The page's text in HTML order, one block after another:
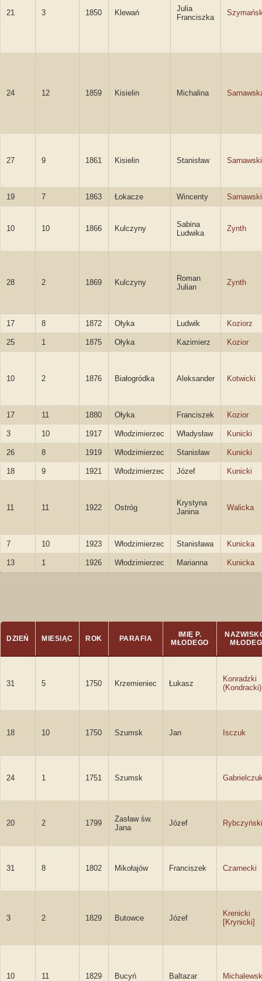
21 3 1850 Klewań
Julia
Franciszka
24 12 1859 Kisielin Michalina
27 9 1861 Kisielin Stanisław Sarnawski
19 7 1863 Łokacze Wincenty Sarnawski
10 10 1866 Kulczyny
Sabina
Ludwika
Zynth
28 2 1869 Kulczyny
Roman
Julian
Zynth
17 8 1872 Ołyka Ludwik Koziorz
25 1 1875 Ołyka Kazimierz Kozior
10 2 1876 Białogródka Aleksander Kotwicki
17 11 1880 Ołyka Franciszek Kozior
3 10 1917 Włodzimierzec Władysław Kunicki
26 8 1919 Włodzimierzec Stanisław Kunicki
18 9 1921 Włodzimierzec Józef Kunicki
11 11 1922 Ostróg
Krystyna
Janina
Walicka
7 10 1923 Włodzimierzec Stanisława Kunicka
13 1 1926 Włodzimierzec Marianna Kunicka
DZIEŃ MIESIĄC ROK PARAFIA
IMIĘ P.
MŁODEGO
31 5 1750 Krzemieniec Łukasz
Konradzki
(Kondracki)
18 10 1750 Szumsk Jan Isczuk
24 1 1751 Szumsk
20 2 1799
Zasław św.
Jana
Józef Rybczyński
31 8 1802 Mikołajów Franciszek Czarnecki
3 2 1829 Butowce Józef
Krenicki
[Krynicki]
10 11 1829 Bucyń Baltazar